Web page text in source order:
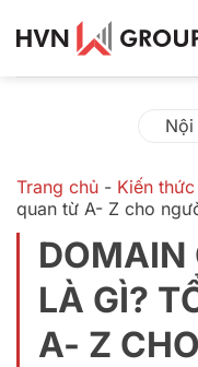
qua
nội
dung
Trang chủ - Kiến thức
quan từ A- Z cho
DOMAIN
LÀ GÌ?
A- Z